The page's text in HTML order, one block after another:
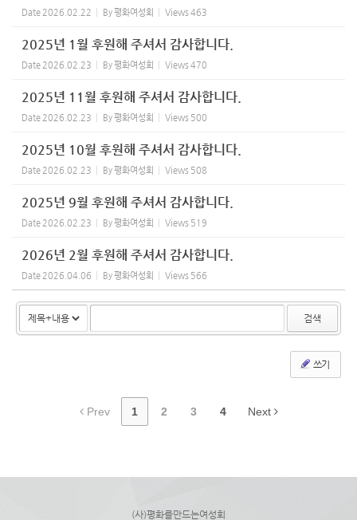
Date 2026.02.22 By평화여성회 Views 463
2025년 1월 후원해 주셔서 감사합니다.
Date 2026.02.23 By평화여성회 Views 470
2025년 11월 후원해 주셔서 감사합니다.
Date 2026.02.23 By평화여성회 Views 500
2025년 10월 후원해 주셔서 감사합니다.
Date 2026.02.23 By평화여성회 Views 508
2025년 9월 후원해 주셔서 감사합니다.
Date 2026.02.23 By평화여성회 Views 519
2026년 2월 후원해 주셔서 감사합니다.
Date 2026.04.06 By평화여성회 Views 566
검색
쓰기
Prev 1 2 3 4 Next
(사)평화를만드는여성회